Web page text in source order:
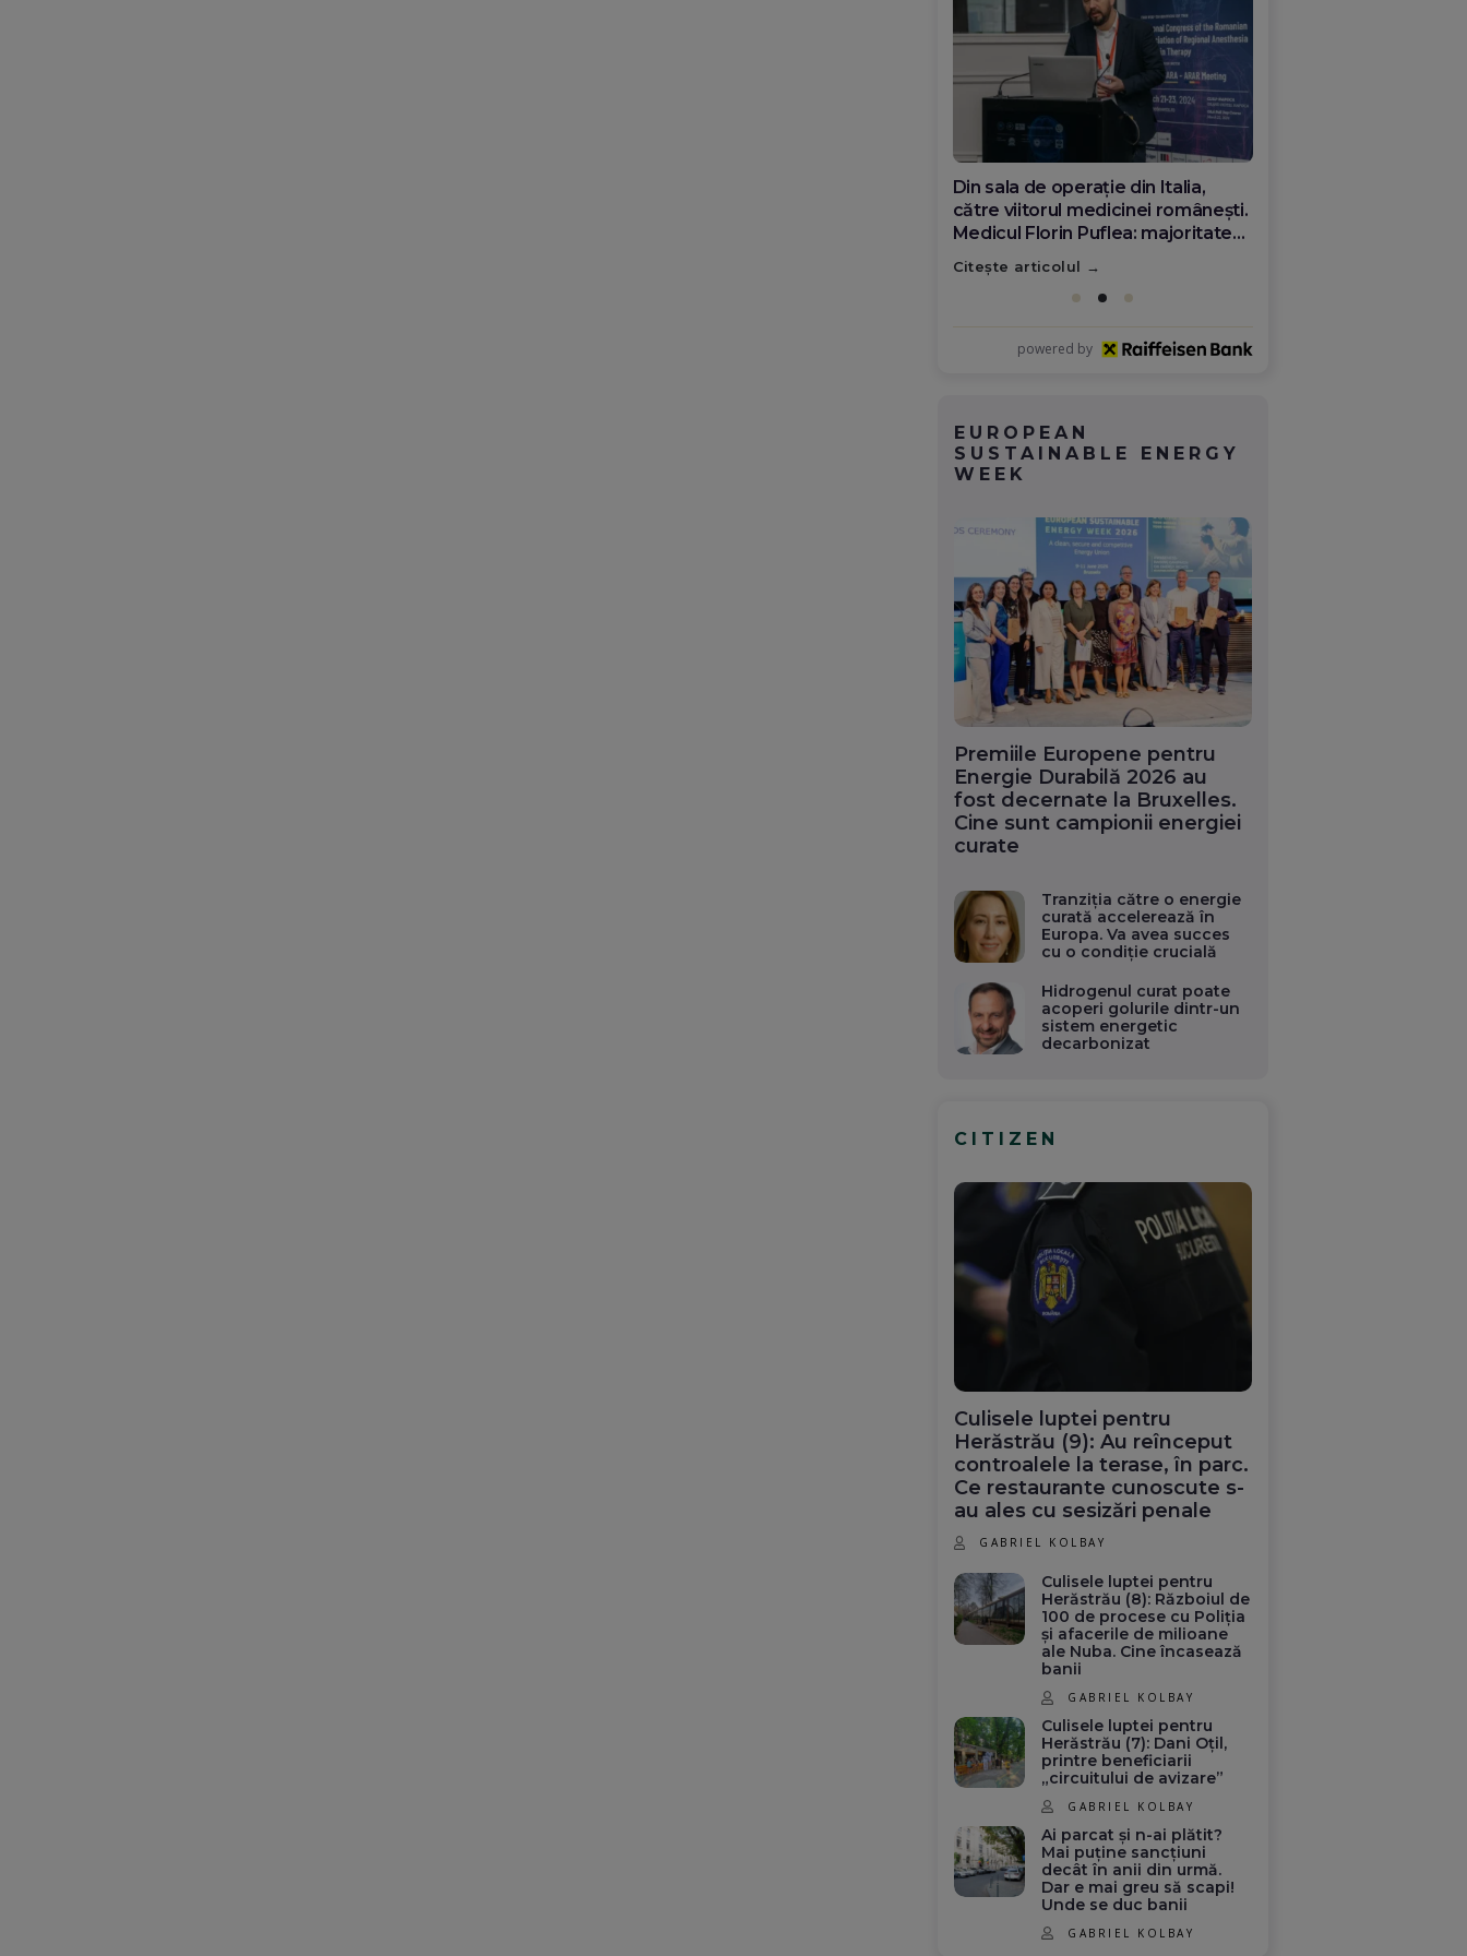
Din sala de operație din Italia,
către viitorul medicinei românești.
Medicul Florin Puflea: majoritatea
românilor plecați nu s-au rupt de
țară
Citește articolul
powered by
EUROPEAN
SUSTAINABLE ENERGY
WEEK
Premiile Europene pentru
Energie Durabilă 2026 au
fost decernate la Bruxelles.
Cine sunt campionii energiei
curate
Tranziția către o energie
curată accelerează în
Europa. Va avea succes
cu o condiție crucială
Hidrogenul curat poate
acoperi golurile dintr-un
sistem energetic
decarbonizat
CITIZEN
Culisele luptei pentru
Herăstrău (9): Au reînceput
controalele la terase, în parc.
Ce restaurante cunoscute s-
au ales cu sesizări penale
GABRIEL KOLBAY
Culisele luptei pentru
Herăstrău (8): Războiul de
100 de procese cu Poliția
și afacerile de milioane
ale Nuba. Cine încasează
banii
GABRIEL KOLBAY
Culisele luptei pentru
Herăstrău (7): Dani Oțil,
printre beneficiarii
„circuitului de avizare”
GABRIEL KOLBAY
Ai parcat și n-ai plătit?
Mai puține sancțiuni
decât în anii din urmă.
Dar e mai greu să scapi!
Unde se duc banii
GABRIEL KOLBAY